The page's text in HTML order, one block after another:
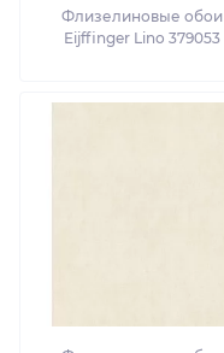
Флизелиновые обои
Eijffinger Lino 379053